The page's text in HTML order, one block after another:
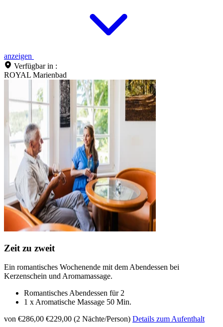
anzeigen
Verfügbar in :
ROYAL Marienbad
Zeit zu zweit
Ein romantisches Wochenende mit dem Abendessen bei
Kerzenschein und Aromamassage.
Romantisches Abendessen für 2
1 x Aromatische Massage 50 Min.
von €286,00 €229,00 (2 Nächte/Person) Details zum Aufenthalt